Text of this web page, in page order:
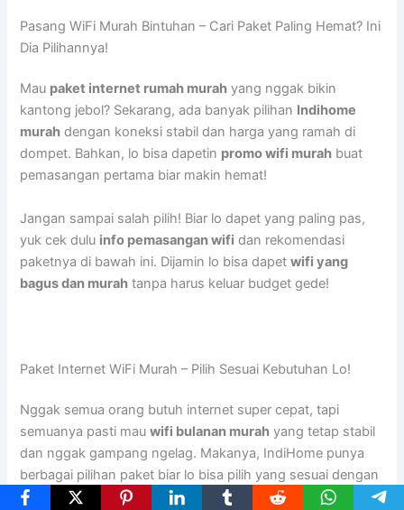
Pasang WiFi Murah Bintuhan – Cari Paket Paling Hemat? Ini
Dia Pilihannya!
Mau paket internet rumah murah yang nggak bikin
kantong jebol? Sekarang, ada banyak pilihan Indihome
murah dengan koneksi stabil dan harga yang ramah di
dompet. Bahkan, lo bisa dapetin promo wifi murah buat
pemasangan pertama biar makin hemat!
Jangan sampai salah pilih! Biar lo dapet yang paling pas,
yuk cek dulu info pemasangan wifi dan rekomendasi
paketnya di bawah ini. Dijamin lo bisa dapetwifi yang
bagus dan murah tanpa harus keluar budget gede!
Paket Internet WiFi Murah – Pilih Sesuai Kebutuhan Lo!
Nggak semua orang butuh internet super cepat, tapi
semuanya pasti mauwifi bulanan murah yang tetap stabil
dan nggak gampang ngelag. Makanya, IndiHome punya
berbagai pilihan paket biar lo bisa pilih yang sesuai dengan
kebutuhan.